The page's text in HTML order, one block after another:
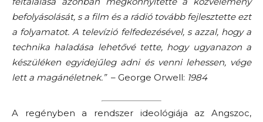
befolyásolását, s a film és a rádió tovább fejlesztette ezt
a folyamatot. A televízió felfedezésével, s azzal, hogy a
technika haladása lehetővé tette, hogy ugyanazon a
készüléken egyidejűleg adni és venni lehessen, vége
lett a magánéletnek.”– George Orwell: 1984
A regényben a rendszer ideológiája az Angszoc,